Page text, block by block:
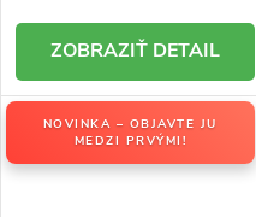
DETAIL
NOVINKA – OBJAVTE JU
MEDZI PRVÝMI!